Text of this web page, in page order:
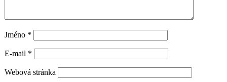
Jméno *
E-mail *
Webová stránka